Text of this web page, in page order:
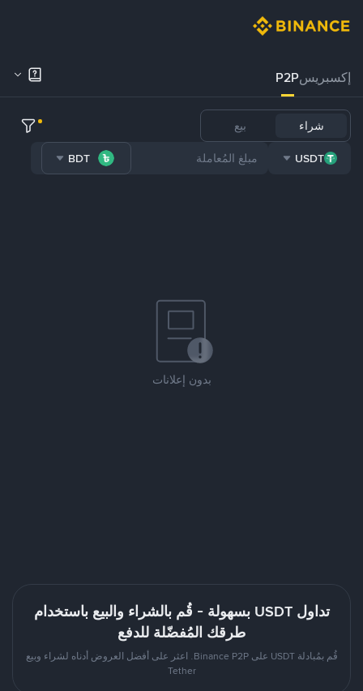
إكسبريسP2P
شراء بيع
USDT
BDT
بدون إعلانات
تداول USDT بسهولة - قُم بالشراء والبيع باستخدام
طرقك المُفضّلة للدفع
قُم بمُبادلة USDT على Binance P2P. اعثر على أفضل العروض أدناه لشراء وبيع
Tether